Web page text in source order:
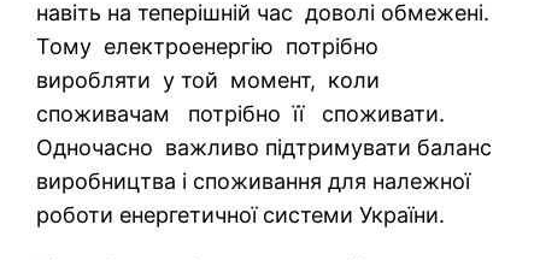
навіть на теперішній час доволі обмежені.
Тому електроенергію потрібно
виробляти у той момент, коли
споживачам потрібно її споживати.
Одночасно важливо підтримувати баланс
виробництва і споживання для належної
роботи енергетичної системи України.